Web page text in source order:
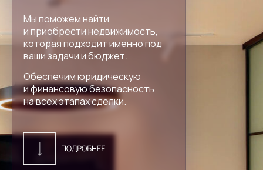
Мы поможем найти
и приобрести недвижимость,
которая подходит именно под
ваши задачи и бюджет.
Обеспечим юридическую
и финансовую безопасность
на всех этапах сделки.